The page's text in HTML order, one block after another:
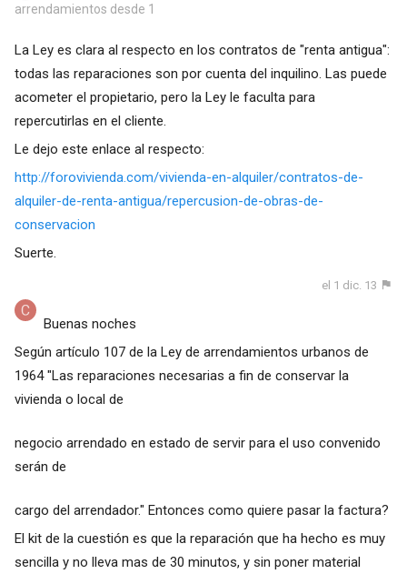
arrendamientos desde 1
La Ley es clara al respecto en los contratos de "renta antigua":
todas las reparaciones son por cuenta del inquilino. Las puede
acometer el propietario, pero la Ley le faculta para
repercutirlas en el cliente.
Le dejo este enlace al respecto:
http://forovivienda.com/vivienda-en-alquiler/contratos-de-
alquiler-de-renta-antigua/repercusion-de-obras-de-
conservacion
Suerte.
el 1 dic. 13
Buenas noches
Según artículo 107 de la Ley de arrendamientos urbanos de
1964 "Las reparaciones necesarias a fin de conservar la
vivienda o local de
negocio arrendado en estado de servir para el uso convenido
serán de
cargo del arrendador." Entonces como quiere pasar la factura?
El kit de la cuestión es que la reparación que ha hecho es muy
sencilla y no lleva mas de 30 minutos, y sin poner material